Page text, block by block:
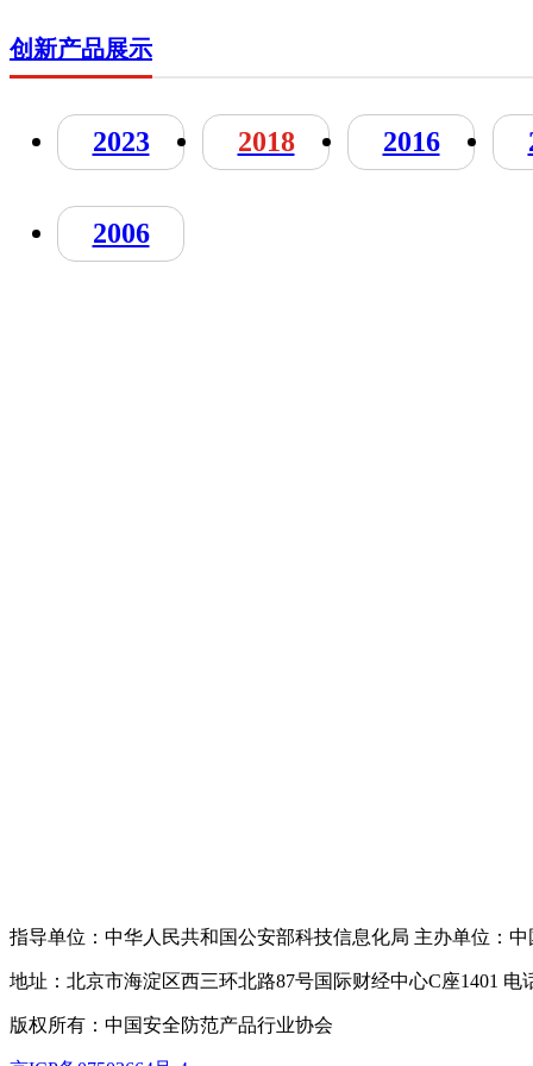
创新产品展示
2023 2018 2016
2006
指导单位：中华人民共和国公安部科技信息化局 主办单位：
地址：北京市海淀区西三环北路87号国际财经中心C座1401 电
版权所有：中国安全防范产品行业协会